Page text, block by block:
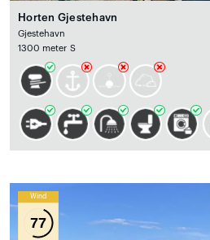
Horten Gjestehavn
Gjestehavn
1300 meter S
Wind
77